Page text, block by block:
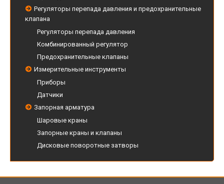
Регуляторы перепада давления и предохранительные
клапана
Регуляторы перепада давления
Комбинированный регулятор
Предохранительные клапаны
Измерительные инструменты
Приборы
Датчики
Запорная арматура
Шаровые краны
Запорные краны и клапаны
Дисковые поворотные затворы